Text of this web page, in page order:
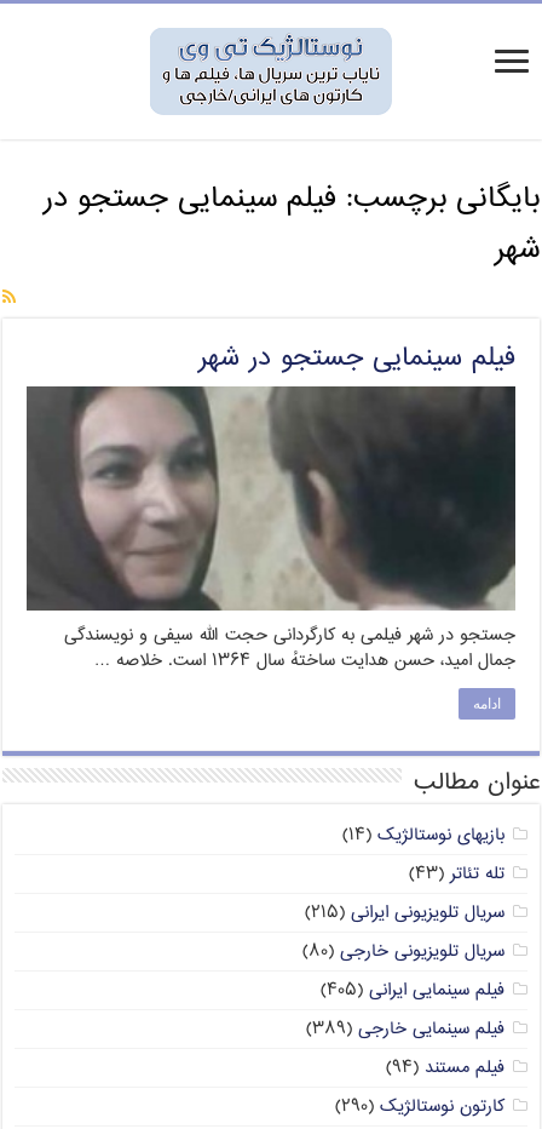
بایگانی برچسب: فیلم سینمایی جستجو در
شهر
فیلم سینمایی جستجو در شهر
جستجو در شهر فیلمی به کارگردانی حجت الله سیفی و نویسندگی
جمال امید، حسن هدایت ساختهٔ سال ۱۳۶۴ است. خلاصه …
ادامه
عنوان مطالب
بازیهای نوستالژیک (۱۴)
تله تئاتر(۴۳)
سریال تلویزیونی ایرانی (۲۱۵)
سریال تلویزیونی خارجی (۸۰)
فیلم سینمایی ایرانی (۴۰۵)
فیلم سینمایی خارجی (۳۸۹)
فیلم مستند (۹۴)
کارتون نوستالژیک (۲۹۰)